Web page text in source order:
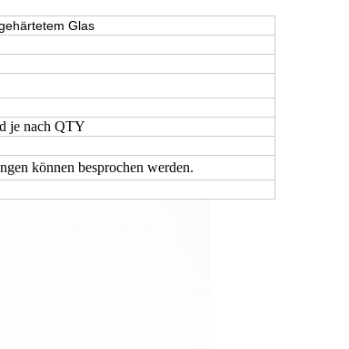
Glas
je nach QTY
können besprochen werden.